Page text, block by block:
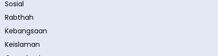
Sosial
Rabthah
Kebangsaan
Keislaman